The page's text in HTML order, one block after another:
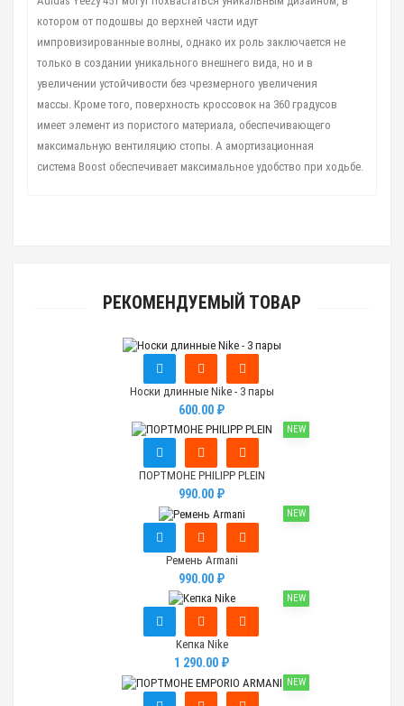
котором от подошвы до верхней части идут
импровизированные волны, однако их роль заключается не
только в создании уникального внешнего вида, но и в
увеличении устойчивости без чрезмерного увеличения
массы. Кроме того, поверхность кроссовок на 360 градусов
имеет элемент из пористого материала, обеспечивающего
максимальную вентиляцию стопы. А амортизационная
система Boost обеспечивает максимальное удобство при ходьбе.
РЕКОМЕНДУЕМЫЙ ТОВАР
Носки длинные Nike - 3 пары
600.00 ₽
NEW
ПОРТМОНЕ PHILIPP PLEIN
990.00 ₽
NEW
Ремень Armani
990.00 ₽
NEW
Кепка Nike
1 290.00 ₽
NEW